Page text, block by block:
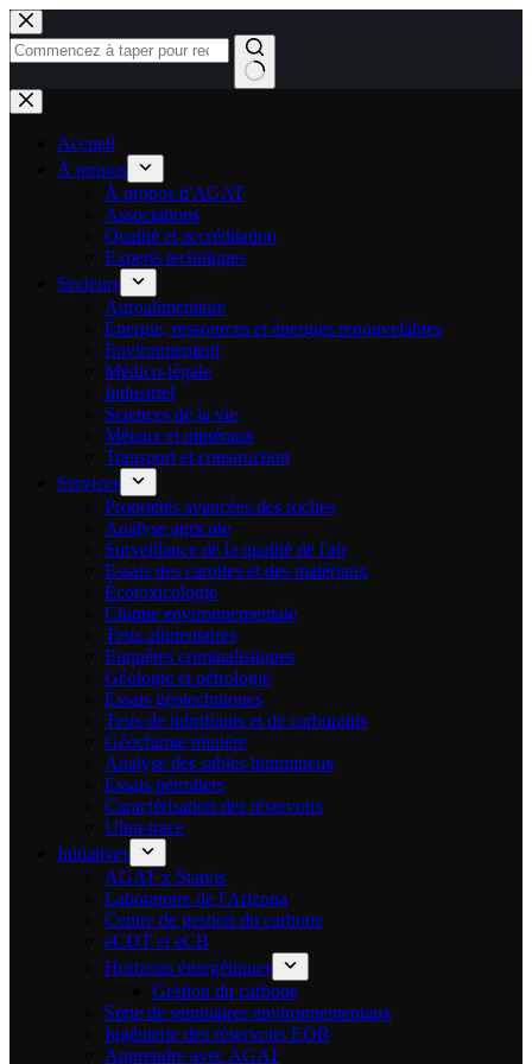
Passer
au
contenu
Aucun
résultat
Accueil
À propos
À propos d'AGAT
Associations
Qualité et accréditation
Experts techniques
Secteurs
Agroalimentaire
Énergie, ressources et énergies renouvelables
Environnement
Médico-légale
Industriel
Sciences de la vie
Métaux et minéraux
Transport et construction
Services
Propriétés avancées des roches
Analyse agricole
Surveillance de la qualité de l'air
Essais des carottes et des matériaux
Écotoxicologie
Chimie environnementale
Tests alimentaires
Enquêtes criminalistiques
Géologie et pétrologie
Essais géotechniques
Tests de lubrifiants et de carburants
Géochimie minière
Analyse des sables bitumineux
Essais pétroliers
Caractérisation des réservoirs
Ultra-trace
Initiatives
AGAT x Statvis
Laboratoire de l'Arizona
Centre de gestion du carbone
eCDT et eCB
Horizons énergétiques
Gestion du carbone
Série de séminaires environnementaux
Ingénierie des réservoirs EOR
Apprendre avec AGAT